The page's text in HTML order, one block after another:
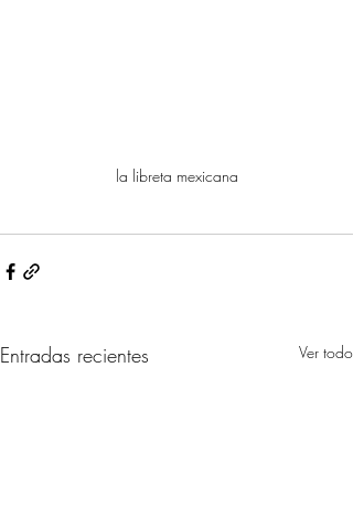
la libreta mexicana
Entradas recientes Ver todo